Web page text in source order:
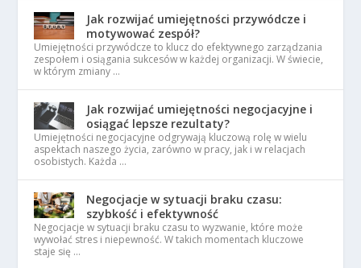
Jak rozwijać umiejętności przywódcze i
motywować zespół?
Umiejętności przywódcze to klucz do efektywnego zarządzania
zespołem i osiągania sukcesów w każdej organizacji. W świecie,
w którym zmiany …
Jak rozwijać umiejętności negocjacyjne i
osiągać lepsze rezultaty?
Umiejętności negocjacyjne odgrywają kluczową rolę w wielu
aspektach naszego życia, zarówno w pracy, jak i w relacjach
osobistych. Każda …
Negocjacje w sytuacji braku czasu:
szybkość i efektywność
Negocjacje w sytuacji braku czasu to wyzwanie, które może
wywołać stres i niepewność. W takich momentach kluczowe
staje się …